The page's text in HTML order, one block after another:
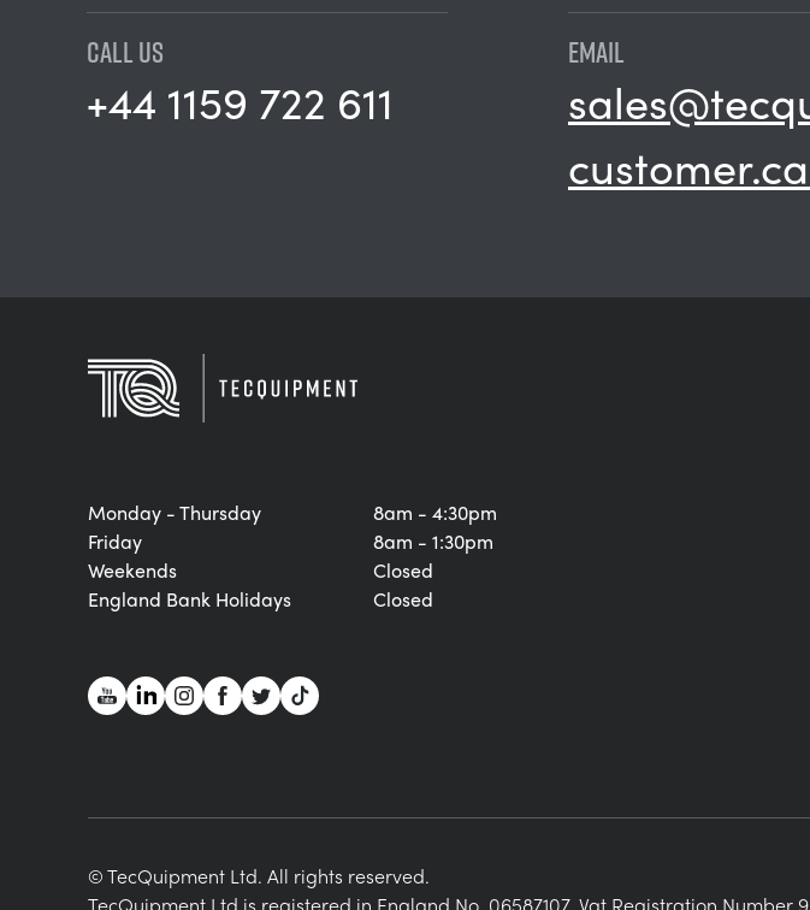
CALL US
+44 1159 722 611
EMAIL
Monday - Thursday
Friday
Weekends
England Bank Holidays
8am - 4:30pm
8am - 1:30pm
Closed
Closed
© TecQuipment Ltd. All rights reserved.